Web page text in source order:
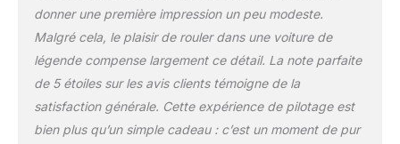
donner une première impression un peu modeste.
Malgré cela, le plaisir de rouler dans une voiture de
légende compense largement ce détail. La note parfaite
de 5 étoiles sur les avis clients témoigne de la
satisfaction générale. Cette expérience de pilotage est
bien plus qu’un simple cadeau : c’est un moment de pur